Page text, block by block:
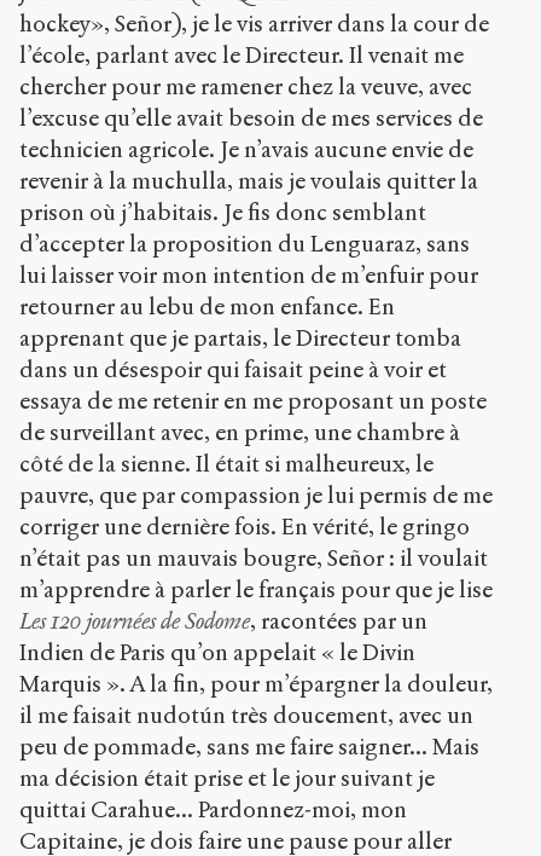
hockey», Señor), je le vis arriver dans la cour de
l’école, parlant avec le Directeur. Il venait me
chercher pour me ramener chez la veuve, avec
l’excuse qu’elle avait besoin de mes services de
technicien agricole. Je n’avais aucune envie de
revenir à la muchulla, mais je voulais quitter la
prison où j’habitais. Je fis donc semblant
d’accepter la proposition du Lenguaraz, sans
lui laisser voir mon intention de m’enfuir pour
retourner au lebu de mon enfance. En
apprenant que je partais, le Directeur tomba
dans un désespoir qui faisait peine à voir et
essaya de me retenir en me proposant un poste
de surveillant avec, en prime, une chambre à
côté de la sienne. Il était si malheureux, le
pauvre, que par compassion je lui permis de me
corriger une dernière fois. En vérité, le gringo
n’était pas un mauvais bougre, Señor : il voulait
m’apprendre à parler le français pour que je lise
Les 120 journées de Sodome, racontées par un
Indien de Paris qu’on appelait « le Divin
Marquis ». A la fin, pour m’épargner la douleur,
il me faisait nudotún très doucement, avec un
peu de pommade, sans me faire saigner... Mais
ma décision était prise et le jour suivant je
quittai Carahue... Pardonnez-moi, mon
Capitaine, je dois faire une pause pour aller